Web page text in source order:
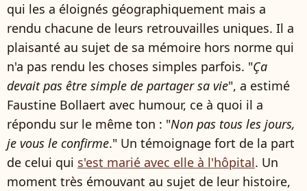
qui les a éloignés géographiquement mais a
rendu chacune de leurs retrouvailles uniques. Il a
plaisanté au sujet de sa mémoire hors norme qui
n'a pas rendu les choses simples parfois. "Ça
devait pas être simple de partager sa vie", a estimé
Faustine Bollaert avec humour, ce à quoi il a
répondu sur le même ton : "Non pas tous les jours,
je vous le confirme." Un témoignage fort de la part
de celui qui s'est marié avec elle à l'hôpital. Un
moment très émouvant au sujet de leur histoire,